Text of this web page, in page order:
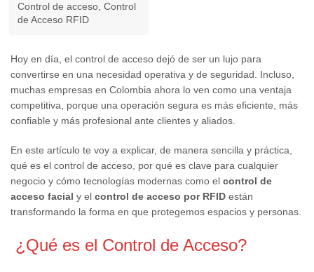
Control de acceso Control
de Acceso RFID
Hoy en día, el control de acceso dejó de ser un lujo para
convertirse en una necesidad operativa y de seguridad. Incluso,
muchas empresas en Colombia ahora lo ven como una ventaja
competitiva, porque una operación segura es más eficiente, más
confiable y más profesional ante clientes y aliados.
En este artículo te voy a explicar, de manera sencilla y práctica,
qué es el control de acceso, por qué es clave para cualquier
negocio y cómo tecnologías modernas como el control de
acceso facial y el control de acceso por RFID están
transformando la forma en que protegemos espacios y personas.
¿Qué es el Control de Acceso?